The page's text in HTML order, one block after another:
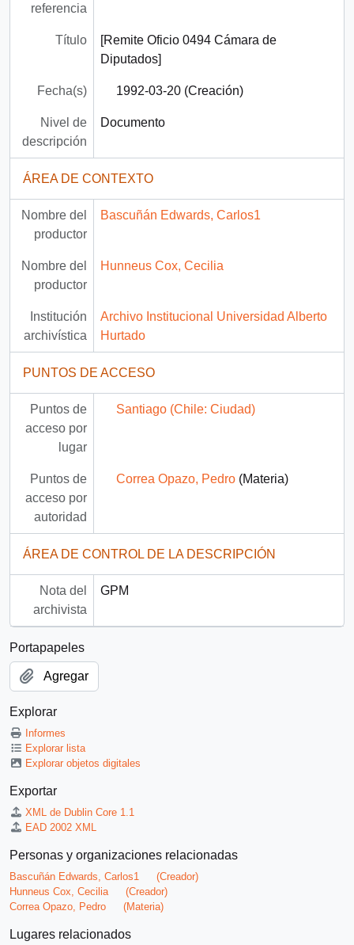
referencia
Título
[Remite Oficio 0494 Cámara de
Diputados]
Fecha(s) 1992-03-20 (Creación)
Nivel de
descripción
Documento
ÁREA DE CONTEXTO
Nombre del
productor
Bascuñán Edwards, Carlos1
Nombre del
productor
Hunneus Cox, Cecilia
Institución
archivística
Archivo Institucional Universidad Alberto
Hurtado
PUNTOS DE ACCESO
Puntos de
acceso por
lugar
Santiago (Chile: Ciudad)
Puntos de
acceso por
autoridad
Correa Opazo, Pedro(Materia)
ÁREA DE CONTROL DE LA DESCRIPCIÓN
Nota del
archivista
GPM
Portapapeles
Agregar
Explorar
Informes
Explorar lista
Explorar objetos digitales
Exportar
XML de Dublin Core 1.1
EAD 2002 XML
Personas y organizaciones relacionadas
Bascuñán Edwards, Carlos1
(Creador)
Hunneus Cox, Cecilia
(Creador)
Correa Opazo, Pedro
(Materia)
Lugares relacionados